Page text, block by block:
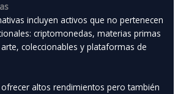
incluyen activos que no pertenecen
criptomonedas, materias primas
coleccionables y plataformas de
altos rendimientos pero también